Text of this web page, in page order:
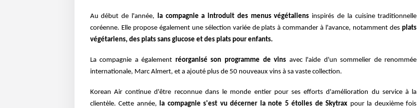
Au début de l'année, la compagnie a introduit des menus végétaliens inspirés de la cuisine traditionnelle
coréenne. Elle propose également une sélection variée de plats à commander à l'avance, notamment desplats
végétariens, des plats sans glucose et des plats pour enfants.
La compagnie a également réorganisé son programme de vins avec l'aide d'un sommelier de renommée
internationale, Marc Almert, et a ajouté plus de 50 nouveaux vins à sa vaste collection.
Korean Air continue d'être reconnue dans le monde entier pour ses efforts d'amélioration du service à la
clientèle. Cette année, la compagnie s'est vu décerner la note 5 étoiles de Skytrax pour la deuxième fois